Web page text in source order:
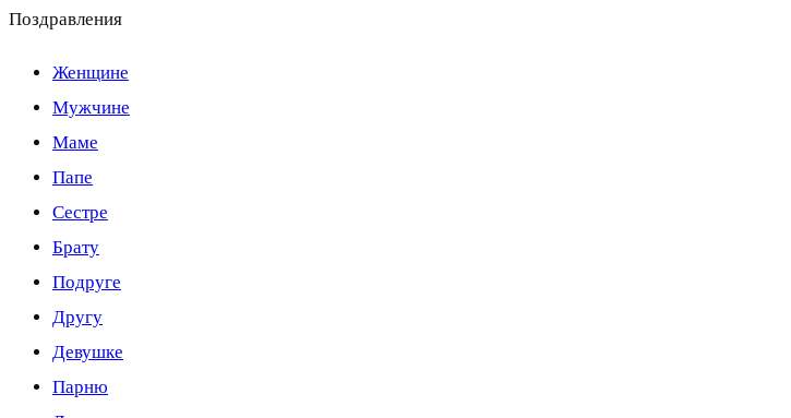
Поздравления
Женщине
Мужчине
Маме
Папе
Сестре
Брату
Подруге
Другу
Девушке
Парню